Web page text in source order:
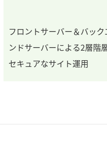
フロントサーバー＆バック
ンドサーバーによる2層階
セキュアなサイト運用